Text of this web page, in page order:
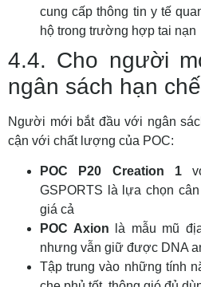
cung cấp thông tin y tế
hộ trong trường hợp tai nạn
4.4. Cho người
ngân sách hạn chế
Người mới bắt đầu với ngân
cận với chất lượng của POC:
POC P20 Creation 1
GSPORTS là lựa chọn
giá cả
POC Axion là mẫu mũ
nhưng vẫn giữ được DNA
Tập trung vào những tính